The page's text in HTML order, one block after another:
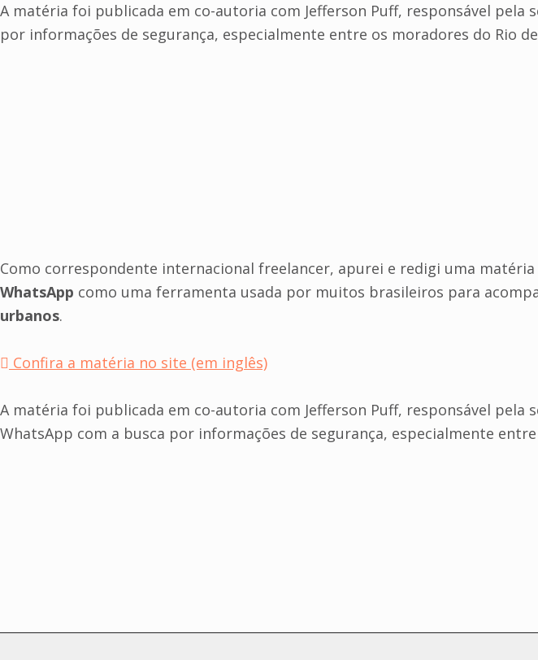
A matéria foi publicada em co-autoria com Jefferson Puff, responsável
por informações de segurança, especialmente entre os moradores do Rio de
Como correspondente internacional freelancer, apurei e redigi uma matéria
WhatsApp como uma ferramenta usada por muitos brasileiros para
urbanos.
Confira a matéria no site (em inglês)
A matéria foi publicada em co-autoria com Jefferson Puff, responsável pela
WhatsApp com a busca por informações de segurança, especialmente
Skip back to main navigation
Post navigation